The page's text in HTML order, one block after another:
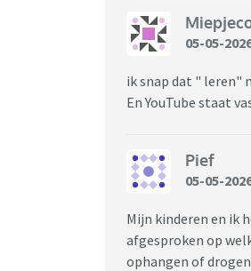
05-05-
ik snap dat " leren"
En YouTube staat
Pief
05-05-
Mijn kinderen en ik
afgesproken op
ophangen of